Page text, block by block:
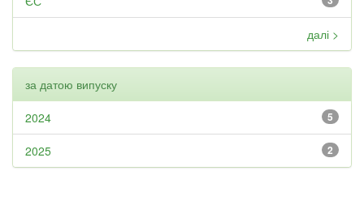
далі >
за датою випуску
5
2024
2
2025